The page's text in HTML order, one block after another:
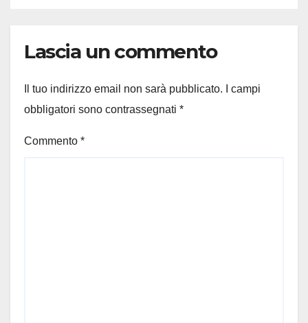
Lascia un commento
Il tuo indirizzo email non sarà pubblicato.
I campi
obbligatori sono contrassegnati *
Commento *